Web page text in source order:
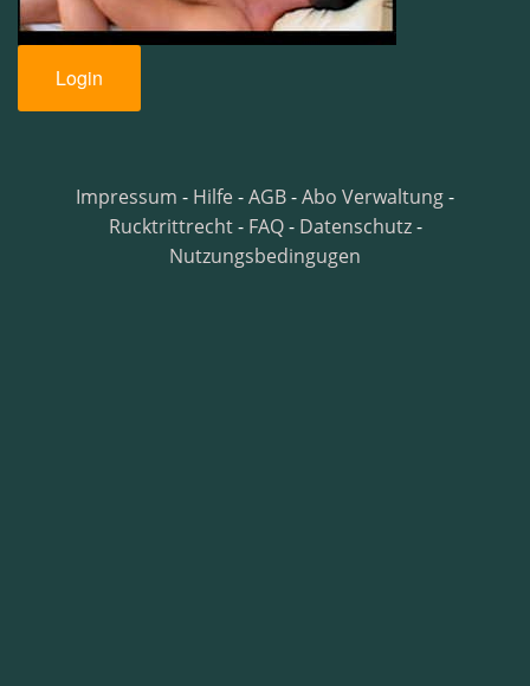
Login
Impressum - Hilfe-AGB-Abo Verwaltung-
Rucktrittrecht- FAQ- Datenschutz-
Nutzungsbedingugen